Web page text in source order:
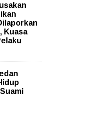
Kuasa